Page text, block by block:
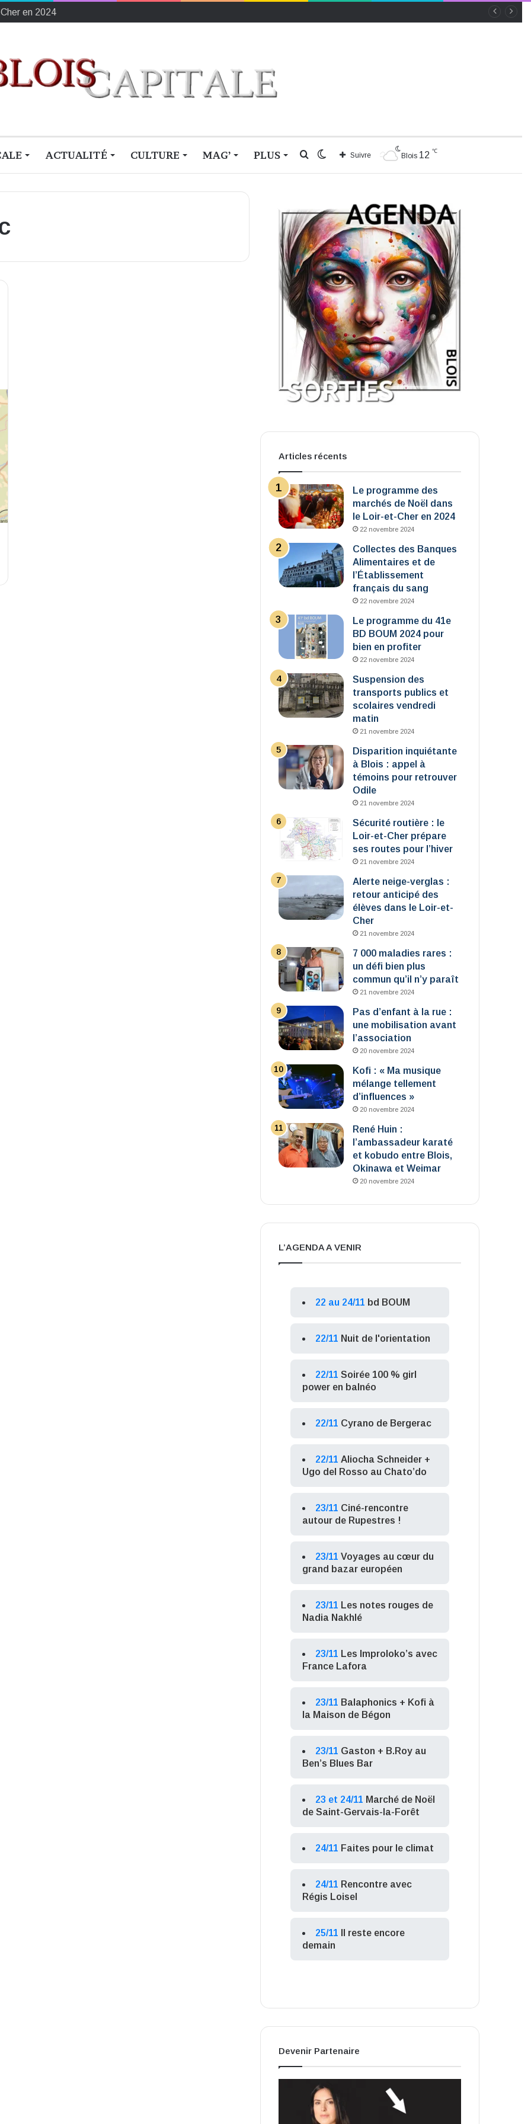
français du sang
ACTUALITÉ CULTURE MAG’ PLUS Blois 12 ℃
Suivre
Switch
Rechercher
Articles récents
Le programme des
marchés de Noël dans
le Loir-et-Cher en 2024
22 novembre 2024
Collectes des Banques
Alimentaires et de
l’Établissement
français du sang
22 novembre 2024
Le programme du 41e
BD BOUM 2024 pour
bien en profiter
22 novembre 2024
Suspension des
transports publics et
scolaires vendredi
matin
21 novembre 2024
Disparition inquiétante
à Blois : appel à
témoins pour retrouver
Odile
21 novembre 2024
Sécurité routière : le
Loir-et-Cher prépare
ses routes pour l’hiver
21 novembre 2024
Alerte neige-verglas :
retour anticipé des
élèves dans le Loir-et-
Cher
21 novembre 2024
7 000 maladies rares :
un défi bien plus
commun qu’il n’y paraît
21 novembre 2024
Pas d’enfant à la rue :
une mobilisation avant
l’association
20 novembre 2024
Kofi : « Ma musique
mélange tellement
d’influences »
20 novembre 2024
René Huin :
l’ambassadeur karaté
et kobudo entre Blois,
Okinawa et Weimar
20 novembre 2024
L’AGENDA A VENIR
22 au 24/11 bd BOUM
22/11 Nuit de l'orientation
22/11 Soirée 100 % girl
power en balnéo
22/11 Cyrano de Bergerac
22/11 Aliocha Schneider +
Ugo del Rosso au Chato’do
23/11 Ciné-rencontre
autour de Rupestres !
23/11 Voyages au cœur du
grand bazar européen
23/11 Les notes rouges de
Nadia Nakhlé
23/11 Les Improloko’s avec
France Lafora
23/11 Balaphonics + Kofi à
la Maison de Bégon
23/11 Gaston + B.Roy au
Ben’s Blues Bar
23 et 24/11 Marché de Noël
de Saint-Gervais-la-Forêt
24/11 Faites pour le climat
24/11 Rencontre avec
Régis Loisel
25/11
Il reste encore
demain
Devenir Partenaire